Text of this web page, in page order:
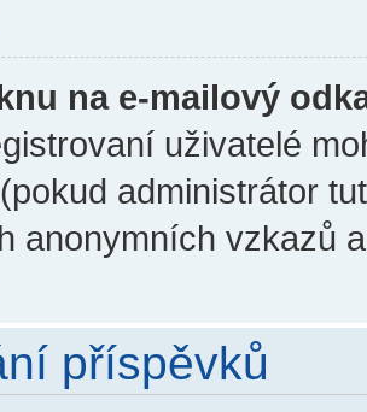
na e-mailový
uživatelé
administrátor
anonymních vzkazů
příspěvků